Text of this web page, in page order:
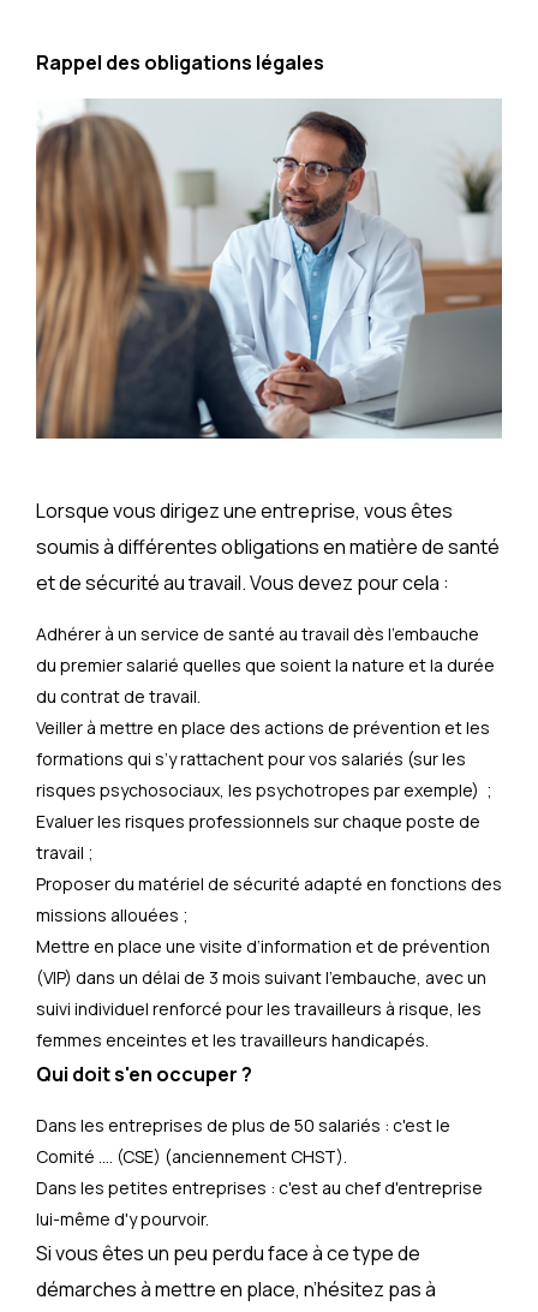
Rappel des obligations légales
Lorsque vous dirigez une entreprise, vous êtes
soumis à différentes obligations en matière de santé
et de sécurité au travail. Vous devez pour cela :
Adhérer à un service de santé au travail dès l'embauche
du premier salarié quelles que soient la nature et la durée
du contrat de travail.
Veiller à mettre en place des actions de prévention et les
formations qui s’y rattachent pour vos salariés (sur les
risques psychosociaux, les psychotropes par exemple) ;
Evaluer les risques professionnels sur chaque poste de
travail ;
Proposer du matériel de sécurité adapté en fonctions des
missions allouées ;
Mettre en place une visite d’information et de prévention
(VIP) dans un délai de 3 mois suivant l’embauche, avec un
suivi individuel renforcé pour les travailleurs à risque, les
femmes enceintes et les travailleurs handicapés.
Qui doit s'en occuper ?
Dans les entreprises de plus de 50 salariés : c'est le
Comité .... (CSE) (anciennement CHST).
Dans les petites entreprises : c'est au chef d'entreprise
lui-même d'y pourvoir.
Si vous êtes un peu perdu face à ce type de
démarches à mettre en place, n’hésitez pas à